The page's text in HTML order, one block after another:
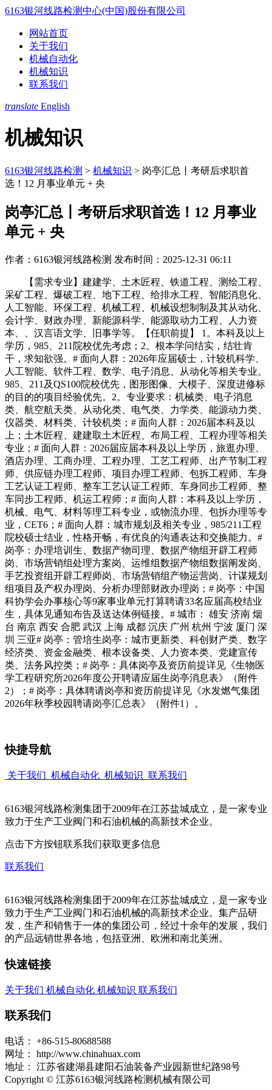
6163银河线路检测中心(中国)股份有限公司
网站首页
关于我们
机械自动化
机械知识
联系我们
translate English
机械知识
6163银河线路检测 > 机械知识 > 岗亭汇总丨考研后求职首
选！12 月事业单元 + 央
岗亭汇总丨考研后求职首选！12 月事业
单元 + 央
作者：6163银河线路检测 发布时间：2025-12-31 06:11
【需求专业】建建学、土木匠程、铁道工程、测绘工程、
采矿工程、爆破工程、地下工程、给排水工程、智能消息化、
人工智能、环保工程、机械工程、机械设想制制及其从动化、
会计学、财政办理、新能源科学、能源取动力工程、人力资
本、、汉言语文学、旧事学等。【任职前提】 1。本科及以上
学历，985、211院校优先考虑；2。根本学问结实，结壮肯
干，求知欲强。# 面向人群：2026年应届硕士，计较机科学、
人工智能、软件工程、数学、电子消息、从动化等相关专业。
985、211及QS100院校优先，图形图像、大模子、深度进修标
的目的的项目经验优先。2。专业要求：机械类、电子消息
类、航空航天类、从动化类、电气类、力学类、能源动力类、
仪器类、材料类、计较机类；# 面向人群：2026届本科及以
上；土木匠程、建建取土木匠程、布局工程、工程办理等相关
专业；# 面向人群：2026届应届本科及以上学历，旅逛办理、
酒店办理、工商办理、工程办理、工艺工程师、出产节制工程
师、供应链办理工程师、项目办理工程师、包拆工程师、车身
工艺认证工程师、整车工艺认证工程师、车身同步工程师、整
车同步工程师、机运工程师；# 面向人群：本科及以上学历，
机械、电气、材料等理工科专业，或物流办理、包拆办理等专
业，CET6；# 面向人群：城市规划及相关专业，985/211工程
院校硕士结业，性格开畅，有优良的沟通表达和交换能力。#
岗亭：办理培训生、数据产物司理、数据产物组开辟工程师
岗、市场营销组处理方案岗、运维组数据产物组数据阐发岗、
手艺投资组开辟工程师岗、市场营销组产物运营岗、计谋规划
组项目及产权办理岗、分析办理部财政办理岗；# 岗亭：中国
科协学会办事核心等9家事业单元打算聘请33名应届高校结业
生，具体见通知布告及送达体例链接。# 城市： 雄安 济南 烟
台 南京 西安 合肥 武汉 上海 成都 沉庆 广州 杭州 宁波 厦门 深
圳 三亚# 岗亭：管培生岗亭：城市更新类、科创财产类、数字
经济类、资金金融类、根本设备类、人力资本类、党建宣传
类、法务风控类；# 岗亭：具体岗亭及资历前提详见《生物医
学工程研究所2026年度公开聘请应届生岗亭消息表》（附件
2）；# 岗亭：具体聘请岗亭和资历前提详见《水发燃气集团
2026年秋季校园聘请岗亭汇总表》（附件1）。
快捷导航
关于我们 机械自动化 机械知识 联系我们
6163银河线路检测集团于2009年在江苏盐城成立，是一家专业
致力于生产工业阀门和石油机械的高新技术企业。
点击下方按钮联系我们获取更多信息
联系我们
6163银河线路检测集团于2009年在江苏盐城成立，是一家专业
致力于生产工业阀门和石油机械的高新技术企业。集产品研
发，生产和销售于一体的集团公司，经过十余年的发展，我们
的产品远销世界各地，包括亚洲、欧洲和南北美洲。
快速链接
关于我们 机械自动化 机械知识 联系我们
联系我们
电话：
+86-515-80688588
网址：
http://www.chinahuax.com
地址：
江苏省建湖县建阳石油装备产业园新世纪路98号
Copyright © 江苏6163银河线路检测机械有限公司